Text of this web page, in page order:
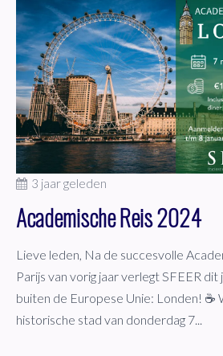
3 jaar geleden
Academische Reis 2024
Lieve leden, Na de succesvolle
Parijs van vorig jaar verlegt SFEER dit
buiten de Europese Unie: Londen! ☕️
historische stad van donderdag 7...